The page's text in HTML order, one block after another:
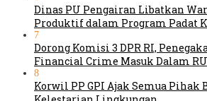
Dinas PU Pengairan Libatkan
Produktif dalam Program Padat
7
Dorong Komisi 3 DPR RI,
Financial Crime Masuk Dalam
8
Korwil PP GPI Ajak Semua Pihak